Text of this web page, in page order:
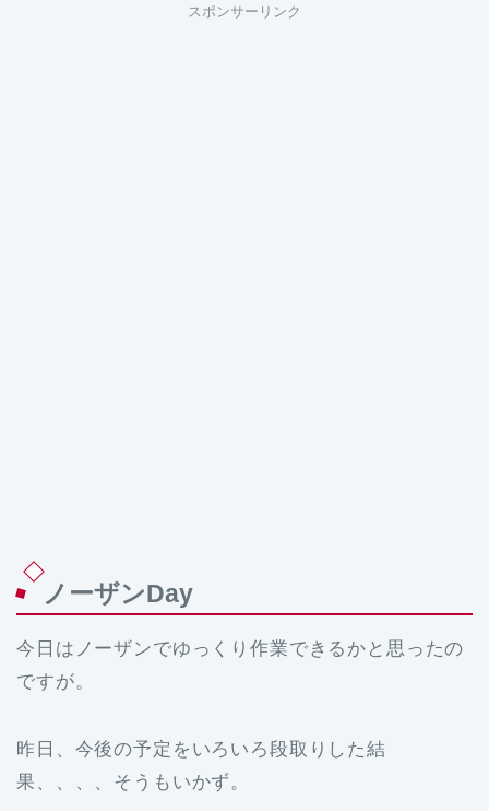
スポンサーリンク
ノーザンDay
今日はノーザンでゆっくり作業できるかと思ったの
ですが。
昨日、今後の予定をいろいろ段取りした結
果、、、、そうもいかず。